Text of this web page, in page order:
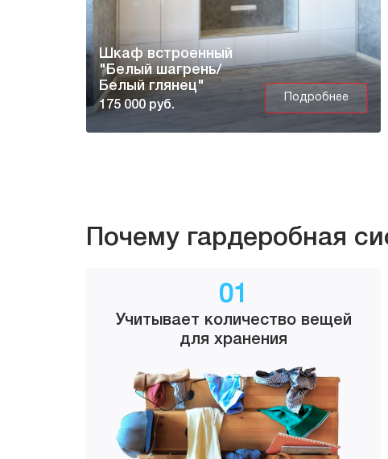
Шкаф встроенный
"Белый шагрень/
Белый глянец"
175 000 руб.
Подробнее
Почему гардеробная
01
Учитывает количество вещей
для хранения